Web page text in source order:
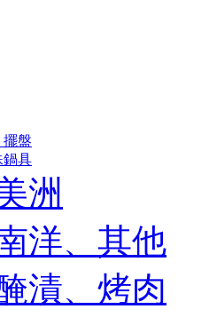
擺盤
鍋具
洲
洋、其他
漬、烤肉